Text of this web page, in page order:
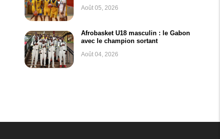
Août 05, 2026
Afrobasket U18 masculin : le Gabon
avec le champion sortant
Août 04, 2026